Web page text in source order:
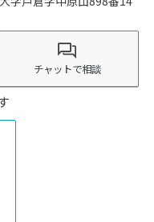
チャットで相談